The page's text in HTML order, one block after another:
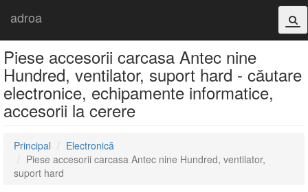
adroa
Piese accesorii carcasa Antec nine
Hundred, ventilator, suport hard - căutare
electronice, echipamente informatice,
accesorii la cerere
Principal
Electronică
Piese accesorii carcasa Antec nine Hundred, ventilator,
suport hard